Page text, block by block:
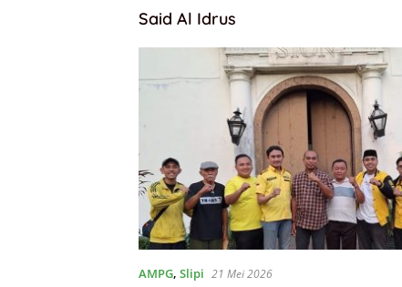
Said Al Idrus
AMPG, Slipi 21 Mei 2026